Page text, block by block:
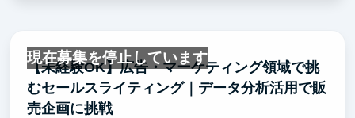
② 戦略コンサル、外銀IBDの内定に近づく（ケース面
接対策あり）
日々の業務を通じ戦コン出身者から思考法を学べるだ
けでなく、ケース面接練習やES添削など就活対策も
現在募集を停止しています
【未経験OK】広告・マーケティング領域で挑
むセールスライティング｜データ分析活用で販
売企画に挑戦